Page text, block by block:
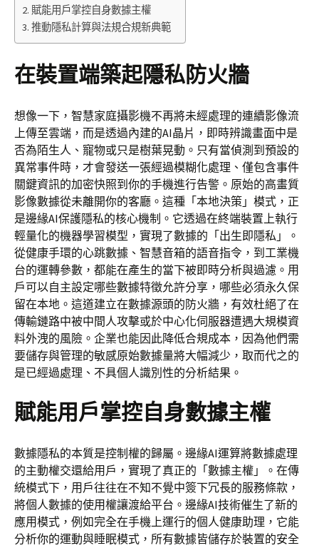
賦能用戶掌控自身數據主權
推動隱私計算與法規合規新典範
在裝置端築起隱私防火牆
想像一下，智慧家庭攝影機不再將未經處理的連續影像流
上傳至雲端，而是透過內建的AI晶片，即時辨識畫面中是
否為陌生人、寵物或只是樹葉晃動。只有當偵測到預設的
異常事件時，才會發送一張經過模糊化處理、僅包含事件
關鍵資訊的加密快照到你的手機進行告警。原始的高畫質
影像數據從未離開你的客廳。這種「本地決策」模式，正
是邊緣AI保護隱私的核心機制。它透過在終端裝置上執行
輕量化的機器學習模型，實現了數據的「出生即隱私」。
從健康手環的心跳數據、智慧音箱的語音指令，到工業機
台的運轉參數，都能在產生的當下被即時分析與過濾。用
戶可以自主設定哪些數據特徵允許分享，哪些必須永久保
留在本地。這道建立在數據源頭的防火牆，有效杜絕了在
傳輸鏈路中被中間人攻擊或於中心化伺服器遭遇大規模資
料外洩的風險。企業也能因此降低合規成本，因為他們需
要儲存與管理的敏感原始數據量將大幅減少，取而代之的
是已經過處理、不具個人識別性的分析結果。
賦能用戶掌控自身數據主權
數據隱私的本質是控制權的歸屬。邊緣AI運算將數據處理
的主動權交還給用戶，實現了真正的「數據主權」。在傳
統模式下，用戶往往在不知不覺中簽下冗長的服務條款，
將個人數據的使用權讓渡給平台。邊緣AI技術催生了新的
應用模式，例如完全在手機上運行的個人健康助理，它能
分析你的運動與睡眠模式，所有數據皆儲存於裝置的安全